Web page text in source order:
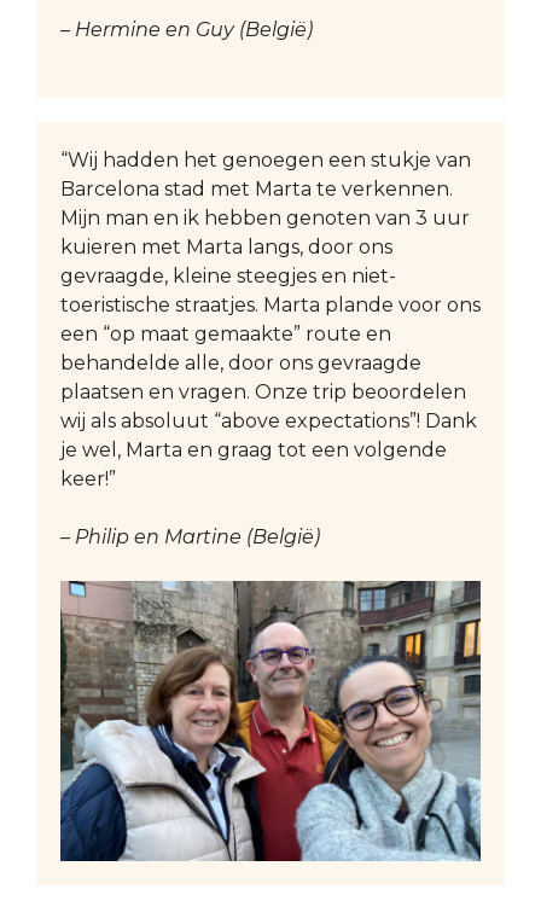
– Hermine en Guy (België)
“Wij hadden het genoegen een stukje van
Barcelona stad met Marta te verkennen.
Mijn man en ik hebben genoten van 3 uur
kuieren met Marta langs, door ons
gevraagde, kleine steegjes en niet-
toeristische straatjes. Marta plande voor ons
een “op maat gemaakte” route en
behandelde alle, door ons gevraagde
plaatsen en vragen. Onze trip beoordelen
wij als absoluut “above expectations”! Dank
je wel, Marta en graag tot een volgende
keer!”
– Philip en Martine (België)